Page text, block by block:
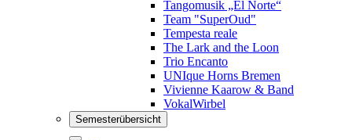
Tangomusik „El Norte“
Team "SuperOud"
Tempesta reale
The Lark and the Loon
Trio Encanto
UNIque Horns Bremen
Vivienne Kaarow & Band
VokalWirbel
Semesterübersicht